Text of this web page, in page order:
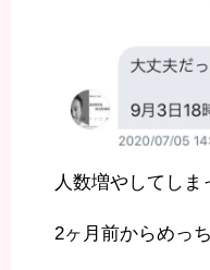
人数増やしてしま
2ヶ月前からめっ